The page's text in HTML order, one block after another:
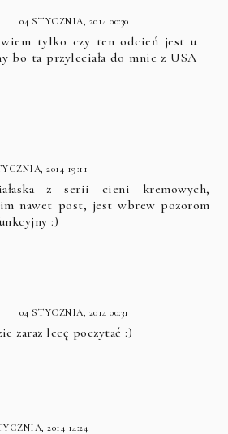
04 STYCZNIA, 2014 00:30
tylko czy ten odcień jest u
bo ta przyleciała do mnie z USA
2014 19:11
z serii cieni kremowych,
nawet post, jest wbrew pozorom
:)
04 STYCZNIA, 2014 00:31
zaraz lecę poczytać :)
2014 14:24